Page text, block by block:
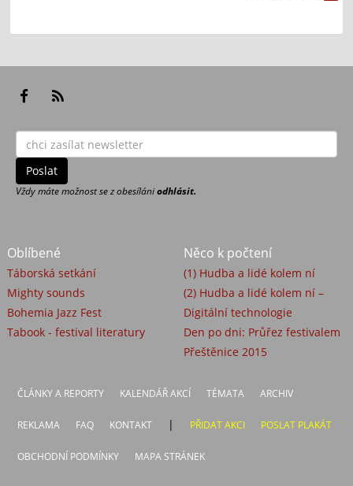
Vždy máte možnost se z obesílániodhlásit.
Oblíbené
Táborská setkání
Mighty sounds
Bohemia Jazz Fest
Tabook - festival literatury
Něco k počtení
(1) Hudba a lidé kolem ní
(2) Hudba a lidé kolem ní –
Digitální technologie
Den po dni: Průřez festivalem
Přeštěnice 2015
ČLÁNKY A REPORTY KALENDÁŘ AKCÍ TÉMATA ARCHIV
REKLAMA FAQ KONTAKT | PŘIDAT AKCI POSLAT PLAKÁT
OBCHODNÍ PODMÍNKY MAPA STRÁNEK